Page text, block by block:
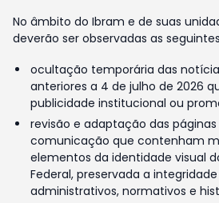
No âmbito do Ibram e de suas
deverão ser observadas as
ocultação temporária das
anteriores a 4 de julho de 2026
publicidade institucional ou
revisão e adaptação das
comunicação que contenham
elementos da identidade visual
Federal, preservada a
administrativos, normativos e